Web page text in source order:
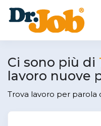
Ci sono più di
lavoro nuove
Trova lavoro per parola